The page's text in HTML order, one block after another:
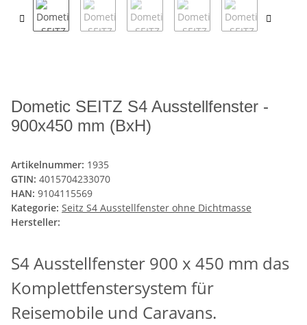
Dometic SEITZ S4 Ausstellfenster -
900x450 mm (BxH)
Artikelnummer: 1935
GTIN: 4015704233070
HAN: 9104115569
Kategorie: Seitz S4 Ausstellfenster ohne Dichtmasse
Hersteller:
S4 Ausstellfenster 900 x 450 mm das
Komplettfenstersystem für
Reisemobile und Caravans.